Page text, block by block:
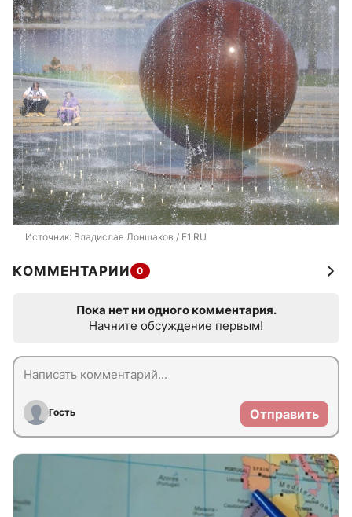
Источник: Владислав Лоншаков / E1.RU
КОММЕНТАРИИ 0
Пока нет ни одного комментария.
Начните обсуждение первым!
Гость Отправить